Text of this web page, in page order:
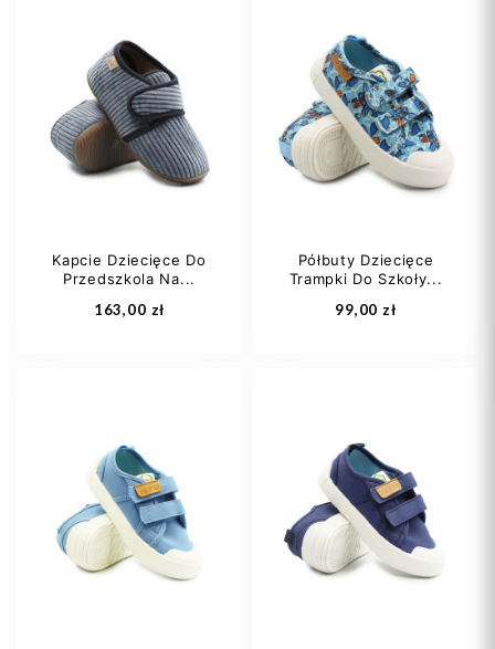
20 21 22
Dodaj do koszyka
21
22
23
24 +5
Dodaj do koszyka
Kapcie Dziecięce Do
Przedszkola Na...
163,00 zł
26
28
29
Półbuty Dziecięce
Trampki Do Szkoły...
99,00 zł
28
29
30
31